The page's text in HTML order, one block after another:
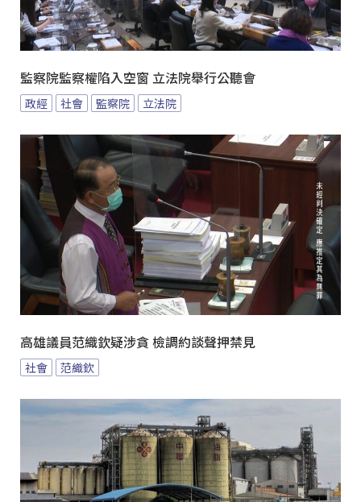
監察院監察權陷入空窗 立法院舉行公聽會
政經 社會 監察院 立法院
高雄議員范織欽疑涉貪 檢調約談聲押禁見
社會 范織欽